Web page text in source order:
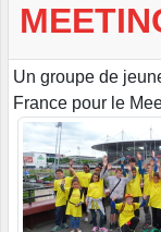
Un groupe de
France pour le